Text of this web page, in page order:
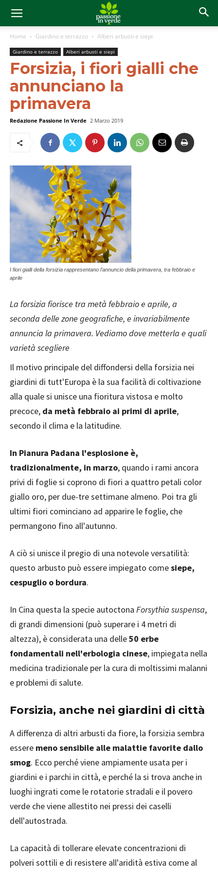
Home Giardino e terrazzo Alberi arbusti e siepi
Giardino e terrazzo Alberi arbusti e siepi
Forsizia, i fiori gialli che
annunciano la
primavera
Redazione Passione In Verde 2 Marzo 2019
I fiori gialli della forsizia rappresentano l'annuncio della primavera, tra febbraio e
aprile
La forsizia fiorisce tra metà febbraio e aprile, a
seconda delle zone geografiche, e invariabilmente
annuncia la primavera. Vediamo dove metterla e quali
varietà scegliere
Il motivo principale del diffondersi della forsizia nei
giardini di tutt'Europa è la sua facilità di coltivazione
alla quale si unisce una fioritura vistosa e molto
precoce, da metà febbraio ai primi di aprile,
secondo il clima e la latitudine.
In Pianura Padana l'esplosione è,
tradizionalmente, in marzo, quando i rami ancora
privi di foglie si coprono di fiori a quattro petali color
giallo oro, per due-tre settimane almeno. Poi tra gli
ultimi fiori cominciano ad apparire le foglie, che
permangono fino all'autunno.
A ciò si unisce il pregio di una notevole versatilità:
questo arbusto può essere impiegato comesiepe,
cespuglio o bordura.
In Cina questa la specie autoctona Forsythia suspensa,
di grandi dimensioni (può superare i 4 metri di
altezza), è considerata una delle50 erbe
fondamentali nell'erbologia cinese, impiegata nella
medicina tradizionale per la cura di moltissimi malanni
e problemi di salute.
Forsizia, anche nei giardini di città
A differenza di altri arbusti da fiore, la forsizia sembra
essere meno sensibile alle malattie favorite dallo
smog. Ecco perché viene ampiamente usata per i
giardini e i parchi in città, e perché la si trova anche in
luoghi ingrati come le rotatorie stradali e il povero
verde che viene allestito nei pressi dei caselli
dell'autostrada.
La capacità di tollerare elevate concentrazioni di
polveri sottili e di resistere all'aridità estiva come al